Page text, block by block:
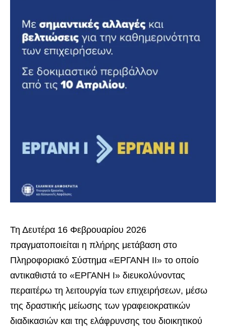
Τη Δευτέρα 16 Φεβρουαρίου 2026
πραγματοποιείται η πλήρης μετάβαση στο
Πληροφοριακό Σύστημα «ΕΡΓΑΝΗ ΙΙ» το οποίο
αντικαθιστά το «ΕΡΓΑΝΗ Ι» διευκολύνοντας
περαιτέρω τη λειτουργία των επιχειρήσεων, μέσω
της δραστικής μείωσης των γραφειοκρατικών
διαδικασιών και της ελάφρυνσης του διοικητικού